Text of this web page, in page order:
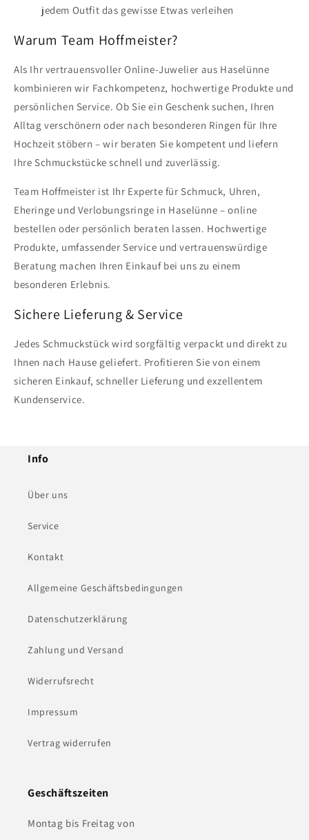
jedem Outfit das gewisse Etwas verleihen
Warum Team Hoffmeister?
Als Ihr vertrauensvoller Online-Juwelier aus Haselünne
kombinieren wir Fachkompetenz, hochwertige Produkte und
persönlichen Service. Ob Sie ein Geschenk suchen, Ihren
Alltag verschönern oder nach besonderen Ringen für Ihre
Hochzeit stöbern – wir beraten Sie kompetent und liefern
Ihre Schmuckstücke schnell und zuverlässig.
Team Hoffmeister ist Ihr Experte für Schmuck, Uhren,
Eheringe und Verlobungsringe in Haselünne – online
bestellen oder persönlich beraten lassen. Hochwertige
Produkte, umfassender Service und vertrauenswürdige
Beratung machen Ihren Einkauf bei uns zu einem
besonderen Erlebnis.
Sichere Lieferung & Service
Jedes Schmuckstück wird sorgfältig verpackt und direkt zu
Ihnen nach Hause geliefert. Profitieren Sie von einem
sicheren Einkauf, schneller Lieferung und exzellentem
Kundenservice.
Info
Über uns
Service
Kontakt
Allgemeine Geschäftsbedingungen
Datenschutzerklärung
Zahlung und Versand
Widerrufsrecht
Impressum
Vertrag widerrufen
Geschäftszeiten
Montag bis Freitag von